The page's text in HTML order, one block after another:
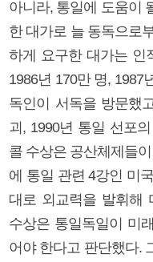
아니라, 통일에 도움이
한 대가로 늘 동독으로
하게 요구한 대가는 인
1986년 170만 명, 1987
독인이 서독을 방문했
괴, 1990년 통일 선포
콜 수상은 공산체제들
에 통일 관련 4강인 미
대로 외교력을 발휘해
수상은 통일독일이 미
어야 한다고 판단했다.